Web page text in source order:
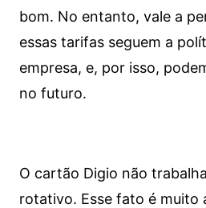
bom. No entanto, vale a
essas tarifas seguem a
empresa, e, por isso,
no futuro.
O cartão Digio não
rotativo. Esse fato é muito